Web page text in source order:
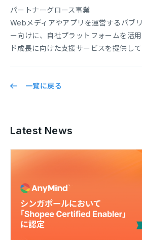
パートナーグロース事業
Webメディアやアプリを運営するパブ
ー向けに、自社プラットフォームを活
ド成長に向けた支援サービスを提供して
一覧に戻る
Latest News